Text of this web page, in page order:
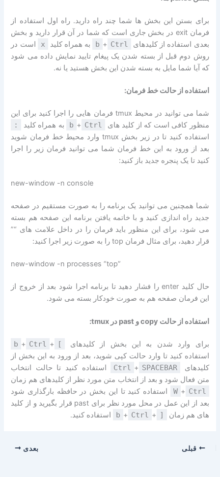
برای بستن این بخش ها شما چند راه دارید. راه اول استفاده از
فرمان exit در بخش جاری است که شما در آن قرار دارید و بخش
بعدی استفاده از کلیدهای
Ctrl
+
b به همراه کلید x
است در
روش دوم قبل از بسته شدن یک پیغام تایید نمایش داده می شود
که آیا شما مایل به بسته شدن این بخش هستید یا نه.
استفاده از حالت خط فرمان:
شما می توانید در محیط tmux فرمان هایی را اجرا کنید برای این
منظور کافی است که از کلید های
Ctrl
+
b به همراه کلید :
استفاده کنید تا در زیر بخش tmux وارد محیط خط فرمان شوید
بعد از ورود به این خط فرمان شما می توانید فرمان زیر را اجرا
کنید تا یک پنجره جدید باز کنید:
new-window -n console
شما همچنین می توانید یک برنامه را به صورت مستقیم در صفحه
جدید راه اندازی کنید و با خاتمه یافتن برنامه این صفحه هم بسته
می شود، برای این منظور باید فرمان را در داخل علامت های “”
قرار دهید، برای مثال فرمان top را به صورت زیر اجرا کنید:
new-window -n processes “top”
حال کلید enter را فشار دهید تا برنامه اجرا شود بعد از خروج از
این فرمان صفحه هم به صورت خودکار بسته می شود.
استفاده از حالت copy و past در tmux:
برای وارد شدن به این بخش از کلیدهای [
+
Ctrl
+
b
استفاده کنید تا وارد حالت کپی شوید، بعد از ورود به این بخش از
کلیدهای
SPACEBAR
+
Ctrl
استفاده کنید تا حالت انتخاب
متن فعال شود و بعد از انتخاب متن مورد نظر از کلیدهای هم زمان
Ctrl
+
W
استفاده کنید تا این بخش در حافظه بارگذاری شود
بعد از این عمل در محل مورد نظر برای past قرار بگیرید و از کلید
های هم زمان
]
+
Ctrl
+
b استفاده کنید.
قبلی بعدی